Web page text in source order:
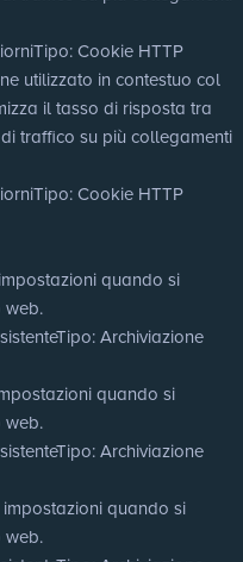
Tipo: Cookie HTTP
utilizzato in contestuo col
il tasso di risposta tra
traffico su più collegamenti
Tipo: Cookie HTTP
quando si
web.
Tipo: Archiviazione
quando si
web.
Tipo: Archiviazione
quando si
web.